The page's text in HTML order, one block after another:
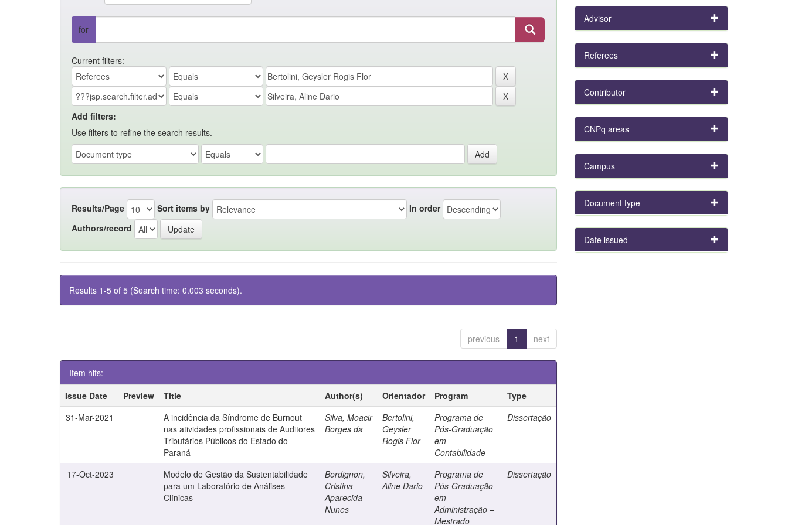
for
Current filters:
Add filters:
Use filters to refine the search results.
Results/Page Sort items by
In order
Authors/record
Results 1-5 of 5 (Search time: 0.003 seconds).
previous 1 next
Item hits:
Issue Date
Preview Title Author(s) Orientador Program
Type
31-Mar-2021
A incidência da Síndrome de Burnout
nas atividades profissionais de Auditores
Tributários Públicos do Estado do
Paraná
Silva, Moacir
Borges da
Bertolini,
Geysler
Rogis Flor
Programa de
Pós-Graduação
em
Contabilidade
Dissertação
17-Oct-2023
Modelo de Gestão da Sustentabilidade
para um Laboratório de Análises
Clínicas
Bordignon,
Cristina
Aparecida
Nunes
Silveira,
Aline Dario
Programa de
Pós-Graduação
em
Administração –
Mestrado
Dissertação
Advisor
Referees
Contributor
CNPq areas
Campus
Document type
Date issued